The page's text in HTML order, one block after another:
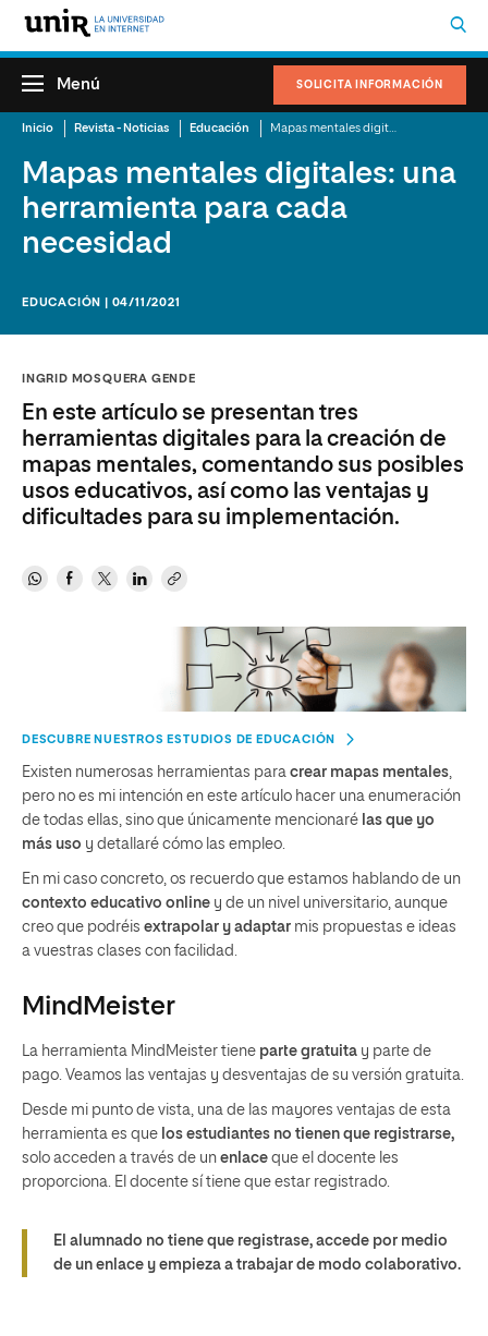
SOLICITA INFORMACIÓN
Menú
Inicio Revista - Noticias Educación
Mapas mentales digitales: una
herramienta para cada
necesidad
EDUCACIÓN | 04/11/2021
INGRID MOSQUERA GENDE
En este artículo se presentan tres
herramientas digitales para la creación de
mapas mentales, comentando sus posibles
usos educativos, así como las ventajas y
dificultades para su implementación.
DESCUBRE NUESTROS ESTUDIOS DE EDUCACIÓN
Existen numerosas herramientas para crear mapas mentales,
pero no es mi intención en este artículo hacer una enumeración
de todas ellas, sino que únicamente mencionaré las que yo
más uso y detallaré cómo las empleo.
En mi caso concreto, os recuerdo que estamos hablando de un
contexto educativo online y de un nivel universitario, aunque
creo que podréis extrapolar y adaptar mis propuestas e ideas
a vuestras clases con facilidad.
MindMeister
La herramienta MindMeister tiene parte gratuita y parte de
pago. Veamos las ventajas y desventajas de su versión gratuita.
Desde mi punto de vista, una de las mayores ventajas de esta
herramienta es que los estudiantes no tienen que registrarse,
solo acceden a través de un enlace que el docente les
proporciona. El docente sí tiene que estar registrado.
El alumnado no tiene que registrase, accede por medio
de un enlace y empieza a trabajar de modo colaborativo.